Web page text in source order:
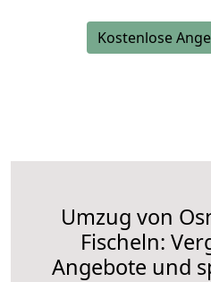
Kostenlose
Umzug von
Fischeln:
Angebote und